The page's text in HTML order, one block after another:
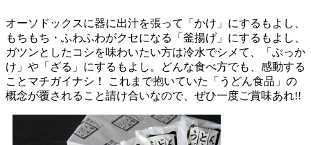
オーソドックスに器に出汁を張って「かけ」にするもよし、
もちもち・ふわふわがクセになる「釜揚げ」にするもよし、
ガツンとしたコシを味わいたい方は冷水でシメて、「ぶっか
け」や「ざる」にするもよし。どんな食べ方でも、感動する
ことマチガイナシ！ これまで抱いていた「うどん食品」の
概念が覆されること請け合いなので、ぜひ一度ご賞味あれ!!